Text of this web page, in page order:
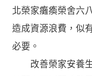
北榮家癱瘓榮舍六
造成資源浪費，似
必要。
改善榮家安養生